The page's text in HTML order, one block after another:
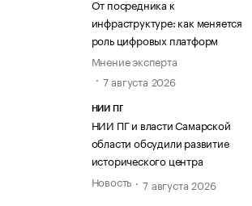
От посредника к
инфраструктуре: как меняется
роль цифровых платформ
Мнение эксперта
7 августа 2026
НИИ ПГ
НИИ ПГ и власти Самарской
области обсудили развитие
исторического центра
Новость
7 августа 2026